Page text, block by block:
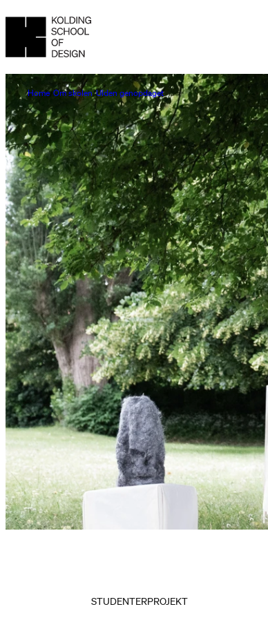
Home Om skolen Ulden genopdaget
STUDENTERPROJEKT